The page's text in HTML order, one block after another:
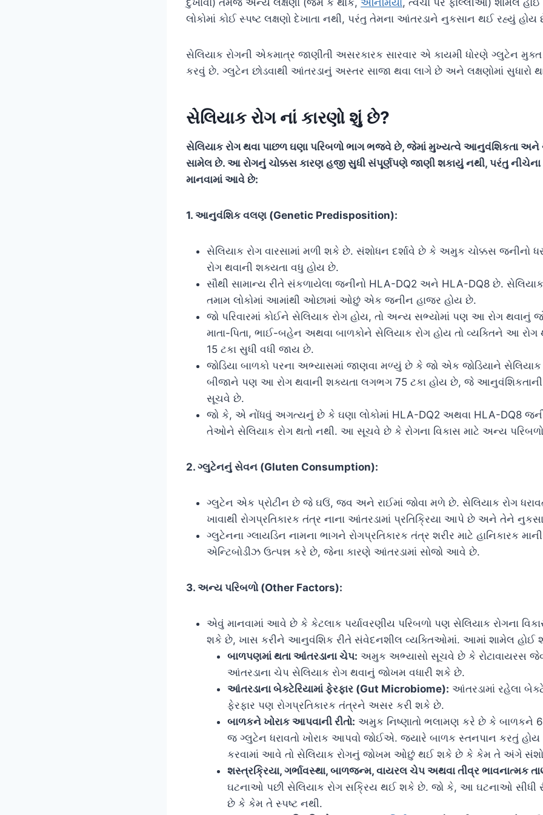
લોકોમાં કોઈ સ્પષ્ટ લક્ષણો દેખાતા નથી, પરંતુ તેમના આંતરડાને નુકસાન થઈ રહ્યું હોય
સેલિયાક રોગની એકમાત્ર જાણીતી અસરકારક સારવાર એ કાયમી ધોરણે ગ્લુટેન
કરવું છે. ગ્લુટેન છોડવાથી આંતરડાનું અસ્તર સાજા થવા લાગે છે અને લક્ષણોમાં સુધારો
સેલિયાક રોગ નાં કારણો શું છે?
સેલિયાક રોગ થવા પાછળ ઘણા પરિબળો ભાગ ભજવે છે, જેમાં મુખ્યત્વે આનુવંશિકતા
સામેલ છે. આ રોગનું ચોક્કસ કારણ હજી સુધી સંપૂર્ણપણે જાણી શકાયું નથી, પરંતુ નીચેના
માનવામાં આવે છે:
1. આનુવંશિક વલણ (Genetic Predisposition):
સેલિયાક રોગ વારસામાં મળી શકે છે. સંશોધન દર્શાવે છે કે અમુક ચોક્કસ જનીનો
રોગ થવાની શક્યતા વધુ હોય છે.
સૌથી સામાન્ય રીતે સંકળાયેલા જનીનો HLA-DQ2 અને HLA-DQ8 છે.
તમામ લોકોમાં આમાંથી ઓછામાં ઓછું એક જનીન હાજર હોય છે.
જો પરિવારમાં કોઈને સેલિયાક રોગ હોય, તો અન્ય સભ્યોમાં પણ આ રોગ થવાનું
માતા-પિતા, ભાઈ-બહેન અથવા બાળકોને સેલિયાક રોગ હોય તો વ્યક્તિને આ રોગ
15 ટકા સુધી વધી જાય છે.
જોડિયા બાળકો પરના અભ્યાસમાં જાણવા મળ્યું છે કે જો એક જોડિયાને સેલિયાક
બીજાને પણ આ રોગ થવાની શક્યતા લગભગ 75 ટકા હોય છે, જે
સૂચવે છે.
જો કે, એ નોંધવું અગત્યનું છે કે ઘણા લોકોમાં HLA-DQ2 અથવા HLA-DQ8
તેઓને સેલિયાક રોગ થતો નથી. આ સૂચવે છે કે રોગના વિકાસ માટે અન્ય
2. ગ્લુટેનનું સેવન (Gluten Consumption):
ગ્લુટેન એક પ્રોટીન છે જે ઘઉં, જવ અને રાઈમાં જોવા મળે છે. સેલિયાક રોગ
ખાવાથી રોગપ્રતિકારક તંત્ર નાના આંતરડામાં પ્રતિક્રિયા આપે છે અને તેને
ગ્લુટેનના ગ્લાયડિન નામના ભાગને રોગપ્રતિકારક તંત્ર શરીર માટે હાનિકારક
એન્ટિબોડીઝ ઉત્પન્ન કરે છે, જેના કારણે આંતરડામાં સોજો આવે છે.
3. અન્ય પરિબળો (Other Factors):
એવું માનવામાં આવે છે કે કેટલાક પર્યાવરણીય પરિબળો પણ સેલિયાક રોગના
શકે છે, ખાસ કરીને આનુવંશિક રીતે સંવેદનશીલ વ્યક્તિઓમાં. આમાં શામેલ હોઈ
બાળપણમાં થતા આંતરડાના ચેપ: અમુક અભ્યાસો સૂચવે છે કે રોટાવાયરસ
આંતરડાના ચેપ સેલિયાક રોગ થવાનું જોખમ વધારી શકે છે.
આંતરડાના બેક્ટેરિયામાં ફેરફાર (Gut Microbiome): આંતરડામાં રહેલા
ફેરફાર પણ રોગપ્રતિકારક તંત્રને અસર કરી શકે છે.
બાળકને ખોરાક આપવાની રીતો: અમુક નિષ્ણાતો ભલામણ કરે છે કે બાળકને 6
જ ગ્લુટેન ધરાવતો ખોરાક આપવો જોઈએ. જ્યારે બાળક સ્તનપાન કરતું હોય
કરવામાં આવે તો સેલિયાક રોગનું જોખમ ઓછું થઈ શકે છે કે કેમ તે અંગે
શસ્ત્રક્રિયા, ગર્ભાવસ્થા, બાળજન્મ, વાયરલ ચેપ અથવા તીવ્ર ભાવનાત્મક
ઘટનાઓ પછી સેલિયાક રોગ સક્રિય થઈ શકે છે. જો કે, આ ઘટનાઓ સીધી
છે કે કેમ તે સ્પષ્ટ નથી.